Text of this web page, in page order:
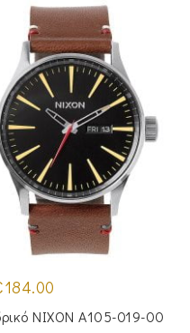
184.00
τιμή
είναι:
NIXON A105-019-00